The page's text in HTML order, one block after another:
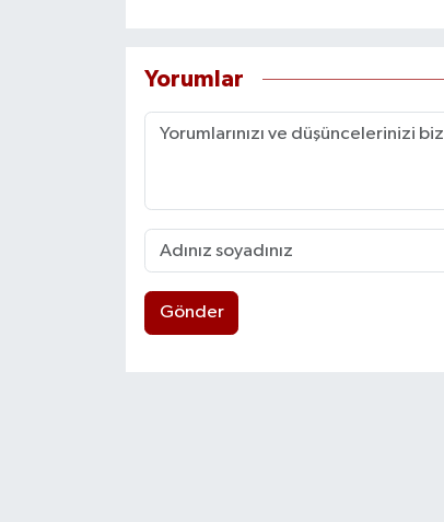
Yorumlar
Gönder